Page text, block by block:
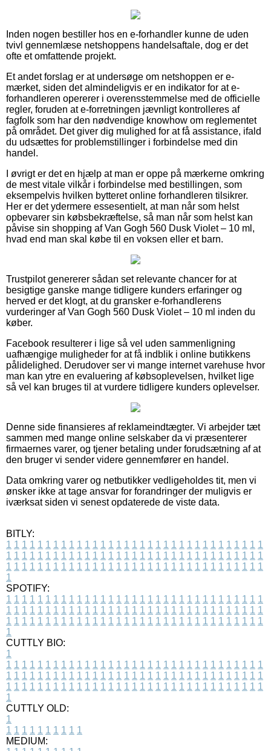
Inden nogen bestiller hos en e-forhandler kunne de uden
tvivl gennemlæse netshoppens handelsaftale, dog er det
ofte et omfattende projekt.
Et andet forslag er at undersøge om netshoppen er e-
mærket, siden det almindeligvis er en indikator for at e-
forhandleren opererer i overensstemmelse med de officielle
regler, foruden at e-forretningen jævnligt kontrolleres af
fagfolk som har den nødvendige knowhow om reglementet
på området. Det giver dig mulighed for at få assistance, ifald
du udsættes for problemstillinger i forbindelse med din
handel.
I øvrigt er det en hjælp at man er oppe på mærkerne omkring
de mest vitale vilkår i forbindelse med bestillingen, som
eksempelvis hvilken bytteret online forhandleren tilsikrer.
Her er det ydermere essesentielt, at man når som helst
opbevarer sin købsbekræftelse, så man når som helst kan
påvise sin shopping af Van Gogh 560 Dusk Violet – 10 ml,
hvad end man skal købe til en voksen eller et barn.
Trustpilot genererer sådan set relevante chancer for at
besigtige ganske mange tidligere kunders erfaringer og
herved er det klogt, at du gransker e-forhandlerens
vurderinger af Van Gogh 560 Dusk Violet – 10 ml inden du
køber.
Facebook resulterer i lige så vel uden sammenligning
uafhængige muligheder for at få indblik i online butikkens
pålidelighed. Derudover ser vi mange internet varehuse hvor
man kan ytre en evaluering af købsoplevelsen, hvilket lige
så vel kan bruges til at vurdere tidligere kunders oplevelser.
Denne side finansieres af reklameindtægter. Vi arbejder tæt
sammen med mange online selskaber da vi præsenterer
firmaernes varer, og tjener betaling under forudsætning af at
den bruger vi sender videre gennemfører en handel.
Data omkring varer og netbutikker vedligeholdes tit, men vi
ønsker ikke at tage ansvar for forandringer der muligvis er
iværksat siden vi senest opdaterede de viste data.
BITLY:
1 1 1 1 1 1 1 1 1 1 1 1 1 1 1 1 1 1 1 1 1 1 1 1 1 1 1 1 1 1 1 1 1
1 1 1 1 1 1 1 1 1 1 1 1 1 1 1 1 1 1 1 1 1 1 1 1 1 1 1 1 1 1 1 1 1
1 1 1 1 1 1 1 1 1 1 1 1 1 1 1 1 1 1 1 1 1 1 1 1 1 1 1 1 1 1 1 1 1
1
SPOTIFY:
1 1 1 1 1 1 1 1 1 1 1 1 1 1 1 1 1 1 1 1 1 1 1 1 1 1 1 1 1 1 1 1 1
1 1 1 1 1 1 1 1 1 1 1 1 1 1 1 1 1 1 1 1 1 1 1 1 1 1 1 1 1 1 1 1 1
1 1 1 1 1 1 1 1 1 1 1 1 1 1 1 1 1 1 1 1 1 1 1 1 1 1 1 1 1 1 1 1 1
1
CUTTLY BIO:
1
1 1 1 1 1 1 1 1 1 1 1 1 1 1 1 1 1 1 1 1 1 1 1 1 1 1 1 1 1 1 1 1 1
1 1 1 1 1 1 1 1 1 1 1 1 1 1 1 1 1 1 1 1 1 1 1 1 1 1 1 1 1 1 1 1 1
1 1 1 1 1 1 1 1 1 1 1 1 1 1 1 1 1 1 1 1 1 1 1 1 1 1 1 1 1 1 1 1 1
1
CUTTLY OLD:
1
1 1 1 1 1 1 1 1 1 1
MEDIUM: